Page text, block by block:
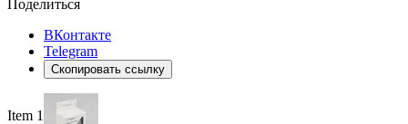
Поделиться
ВКонтакте
Telegram
Скопировать ссылку
Item 1 of 4